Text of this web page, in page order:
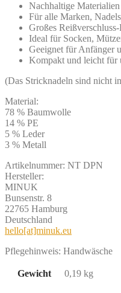
Nachhaltige
Für alle Marken,
Großes
Ideal für Socken,
Geeignet für Anfänger
Kompakt und leicht für
(Das Stricknadeln sind nicht
Material:
78 % Baumwolle
14 % PE
5 % Leder
3 % Metall
Artikelnummer: NT DPN
Hersteller:
MINUK
Bunsenstr. 8
22765 Hamburg
Deutschland
hello[at]minuk.eu
Pflegehinweis: Handwäsche
Gewicht 0,19 kg